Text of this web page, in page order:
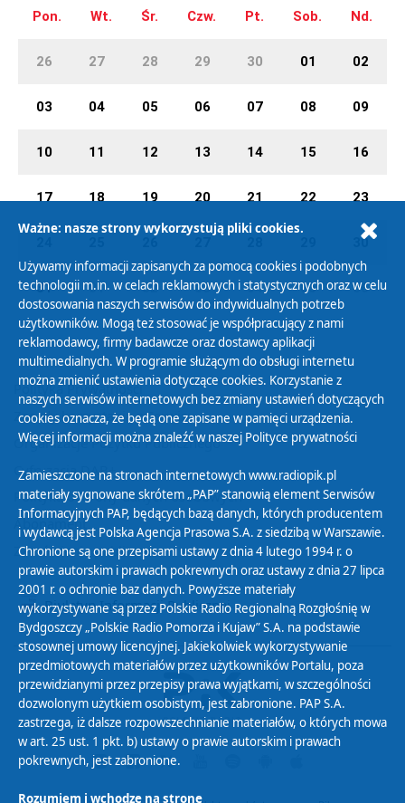
Pon. Wt. Śr. Czw. Pt. Sob. Nd.
26 27 28 29 30 01 02
03 04 05 06 07 08 09
10 11 12 13 14 15 16
17 18 19 20 21 22 23
30
31 01 02 03 04 05 06
Polityka Prywatności
Zasady korzystania z Serwisu
Organizacje Pożytku Publicznego
Cyfryzacja DAB+
Polityka ochrony danych osobowych
Abonament
Zamówienia publiczne
Biuletyn Informacji Publicznej
Ważne: nasze strony wykorzystują pliki cookies.
Używamy informacji zapisanych za pomocą cookies i podobnych
technologii m.in. w celach reklamowych i statystycznych oraz w celu
dostosowania naszych serwisów do indywidualnych potrzeb
użytkowników. Mogą też stosować je współpracujący z nami
reklamodawcy, firmy badawcze oraz dostawcy aplikacji
multimedialnych. W programie służącym do obsługi internetu
można zmienić ustawienia dotyczące cookies. Korzystanie z
naszych serwisów internetowych bez zmiany ustawień dotyczących
cookies oznacza, że będą one zapisane w pamięci urządzenia.
Więcej informacji można znaleźć w naszej Polityce prywatności
Zamieszczone na stronach internetowych www.radiopik.pl
materiały sygnowane skrótem „PAP” stanowią element Serwisów
Informacyjnych PAP, będących bazą danych, których producentem
i wydawcą jest Polska Agencja Prasowa S.A. z siedzibą w Warszawie.
Chronione są one przepisami ustawy z dnia 4 lutego 1994 r. o
prawie autorskim i prawach pokrewnych oraz ustawy z dnia 27 lipca
2001 r. o ochronie baz danych. Powyższe materiały
wykorzystywane są przez Polskie Radio Regionalną Rozgłośnię w
Bydgoszczy „Polskie Radio Pomorza i Kujaw” S.A. na podstawie
stosownej umowy licencyjnej. Jakiekolwiek wykorzystywanie
przedmiotowych materiałów przez użytkowników Portalu, poza
przewidzianymi przez przepisy prawa wyjątkami, w szczególności
dozwolonym użytkiem osobistym, jest zabronione. PAP S.A.
zastrzega, iż dalsze rozpowszechnianie materiałów, o których mowa
w art. 25 ust. 1 pkt. b) ustawy o prawie autorskim i prawach
pokrewnych, jest zabronione.
Rozumiem i wchodzę na stronę